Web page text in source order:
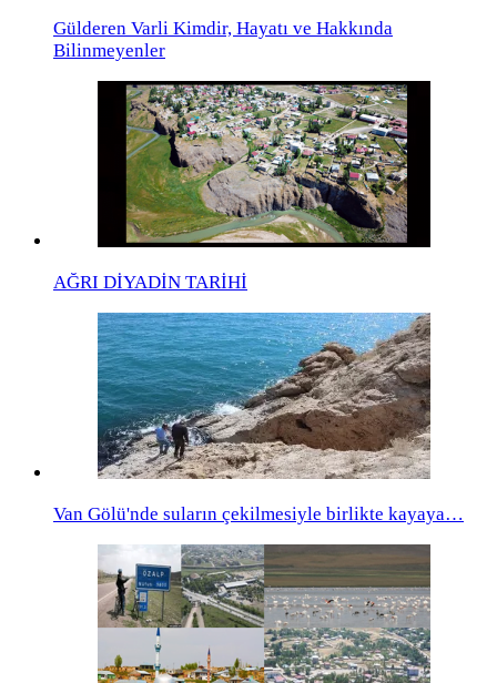
Gülderen Varli Kimdir, Hayatı ve Hakkında
Bilinmeyenler
AĞRI DİYADİN TARİHİ
Van Gölü'nde suların çekilmesiyle birlikte kayaya…